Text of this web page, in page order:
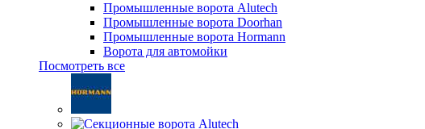
Промышленные ворота Alutech
Промышленные ворота Doorhan
Промышленные ворота Hormann
Ворота для автомойки
Посмотреть все